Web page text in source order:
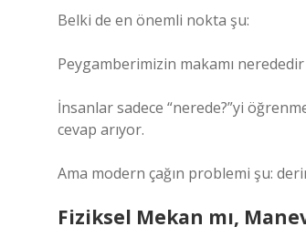
Belki de en önemli nokta şu:
Peygamberimizin makamı
İnsanlar sadece “nerede?”yi
cevap arıyor.
Ama modern çağın problemi şu:
Fiziksel Mekan mı,